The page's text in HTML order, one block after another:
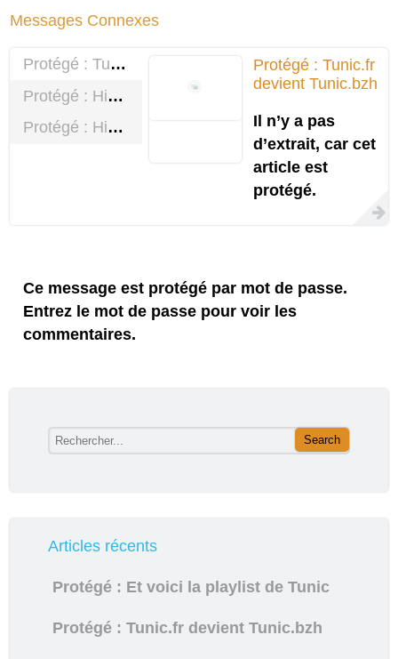
Messages Connexes
Protégé : Tunic.fr devient Tunic.bzh
Protégé : Histoire de la communauté – La suite
Protégé : Histoire de la communauté
Protégé : Tunic.fr
devient Tunic.bzh
Il n’y a pas
d’extrait, car cet
article est
protégé.
Ce message est protégé par mot de passe.
Entrez le mot de passe pour voir les
commentaires.
Articles récents
Protégé : Et voici la playlist de Tunic
Protégé : Tunic.fr devient Tunic.bzh